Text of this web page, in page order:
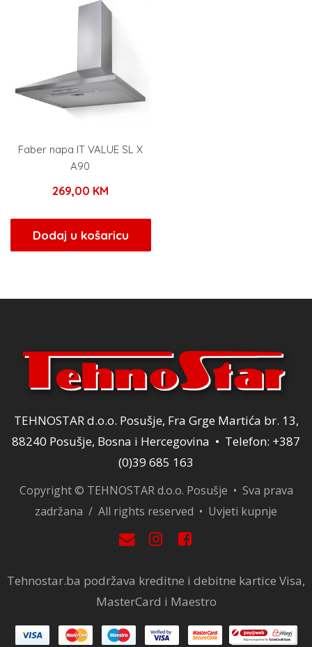
Faber napa IT VALUE SL X
A90
269,00 KM
Dodaj u košaricu
TEHNOSTAR d.o.o. Posušje, Fra Grge Martića br. 13,
88240 Posušje, Bosna i Hercegovina • Telefon: +387
(0)39 685 163
Copyright © TEHNOSTAR d.o.o. Posušje • Sva prava
zadržana / All rights reserved • Uvjeti kupnje
Tehnostar.ba podržava kreditne i debitne kartice Visa,
MasterCard i Maestro